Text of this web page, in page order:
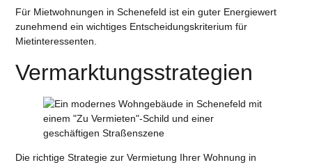
Für Mietwohnungen in Schenefeld ist ein guter Energiewert
zunehmend ein wichtiges Entscheidungskriterium für
Mietinteressenten.
Vermarktungsstrategien
Die richtige Strategie zur Vermietung Ihrer Wohnung in